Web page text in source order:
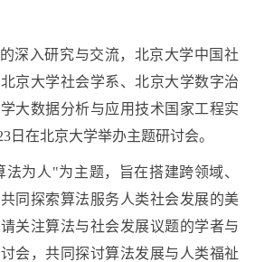
深入研究与交流，北京大学中国社
京大学社会学系、北京大学数字治
大数据分析与应用技术国家工程实
日在北京大学举办主题研讨会。
为人"为主题，旨在搭建跨领域、
同探索算法服务人类社会发展的美
关注算法与社会发展议题的学者与
会，共同探讨算法发展与人类福祉